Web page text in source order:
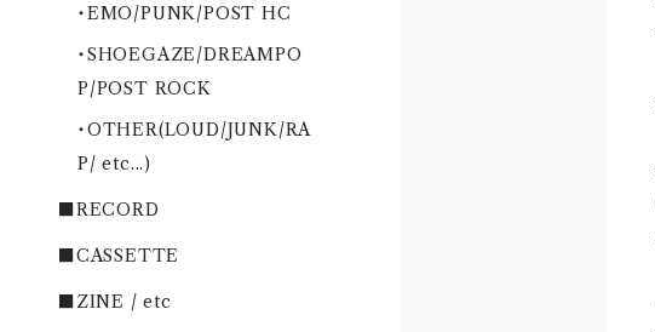
・EMO/PUNK/POST HC
・SHOEGAZE/DREAMPO
P/POST ROCK
・OTHER(LOUD/JUNK/RA
P/ etc...)
■RECORD
■CASSETTE
■ZINE / etc